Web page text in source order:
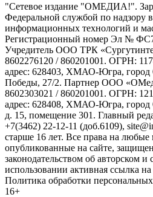
"Сетевое издание "ОМЕДИА!".
Федеральной службой по надзору в
информационных технологий и
Регистрационный номер Эл №
Учредитель ООО ТРК
8602276120 / 860201001. ОГРН:
адрес: 628403, ХМАО-Югра, город
Победы, 27/2. Партнер ООО
8602303021 / 860201001. ОГРН:
адрес: 628408, ХМАО-Югра, город
д. 15, помещение 301. Главный
+7(3462) 22-12-11 (доб.6109),
старше 16 лет. Все права на любые
опубликованные на сайте,
законодательством об авторском
использовании активная ссылка
Политика обработки
16+